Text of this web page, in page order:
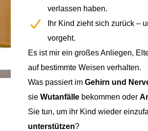
verlassen haben.
Ihr Kind zieht sich zurück –
vorgeht.
Es ist mir ein großes Anliegen,
auf bestimmte Weisen verhalten.
Was passiert im Gehirn und
sie Wutanfälle bekommen oder
Sie tun, um ihr Kind wieder
unterstützen?